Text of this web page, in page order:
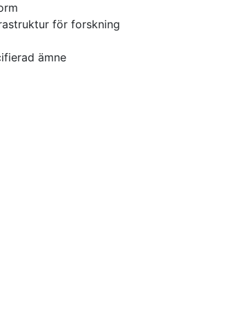
för forskning
ämne